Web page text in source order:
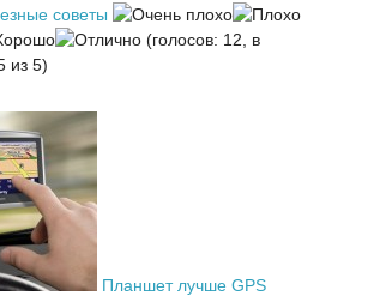
советы
(голосов: 12, в
из 5)
Планшет лучше GPS